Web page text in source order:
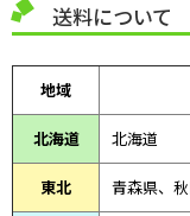
送料について
地域
北海道 北海道
東北 青森県、 秋